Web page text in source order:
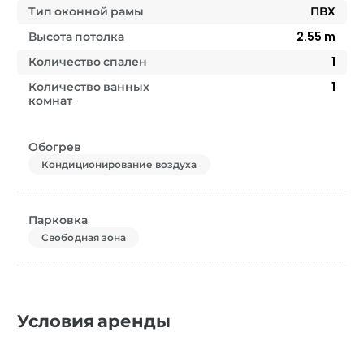
Тип оконной рамы
ПВХ
Высота потолка
2.55 m
Количество спален
1
Количество ванных
комнат
1
Обогрев
Кондиционирование воздуха
Парковка
Свободная зона
Условия аренды